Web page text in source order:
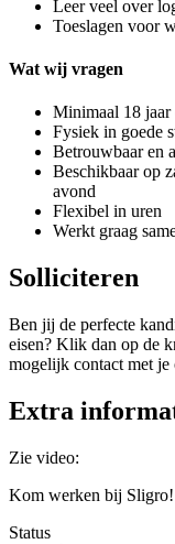
Leer veel over
Toeslagen voor
Wat wij vragen
Minimaal 18 jaar
Fysiek in goede
Betrouwbaar en
Beschikbaar op
avond
Flexibel in uren
Werkt graag
Solliciteren
Ben jij de perfecte
eisen? Klik dan op de
mogelijk contact met je
Extra
Zie video:
Kom werken bij Sligro!
Status